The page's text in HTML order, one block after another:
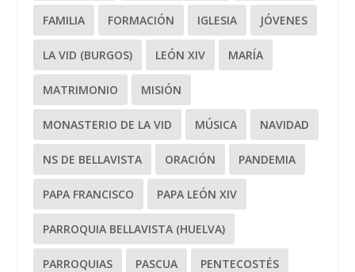
FAMILIA FORMACIÓN IGLESIA JÓVENES
LA VID (BURGOS) LEÓN XIV MARÍA
MATRIMONIO MISIÓN
MONASTERIO DE LA VID MÚSICA NAVIDAD
NS DE BELLAVISTA ORACIÓN PANDEMIA
PAPA FRANCISCO PAPA LEÓN XIV
PARROQUIA BELLAVISTA (HUELVA)
PARROQUIAS PASCUA PENTECOSTÉS